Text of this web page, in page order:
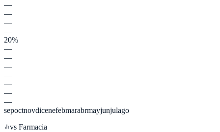
—
—
—
—
20%
—
—
—
—
—
—
—
sepoctnovdicenefebmarabrmayjunjulago
vs Farmacia